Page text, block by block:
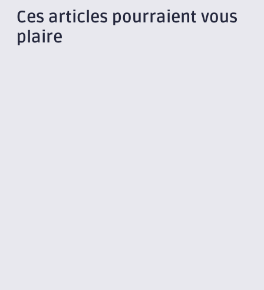
Ces articles pourraient vous
plaire